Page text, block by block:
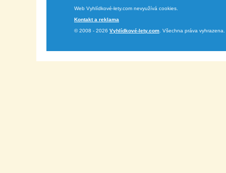
Web Vyhlídkové-lety.com nevyužívá cookies.
Kontakt a reklama
© 2008 - 2026 Vyhlídkové-lety.com. Všechna práva vyhrazena.